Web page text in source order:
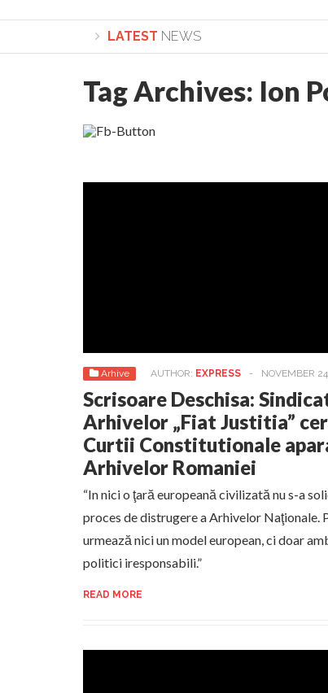
LATEST NEWS
Lepădarea de sine și urmarea lui
Tag Archives: Ion
Arhive AUTHOR: EXPRESS - NOVEMBER
Scrisoare Deschisa:
Arhivelor „Fiat Justitia”
Curtii Constitutionale
Arhivelor Romaniei
“In nici o ţară europeană civilizată nu s-a
proces de distrugere a Arhivelor Naţionale.
urmează nici un model european, ci doar
politici iresponsabili.”
READ MORE